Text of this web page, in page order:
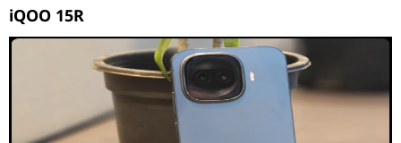
iQOO 15R